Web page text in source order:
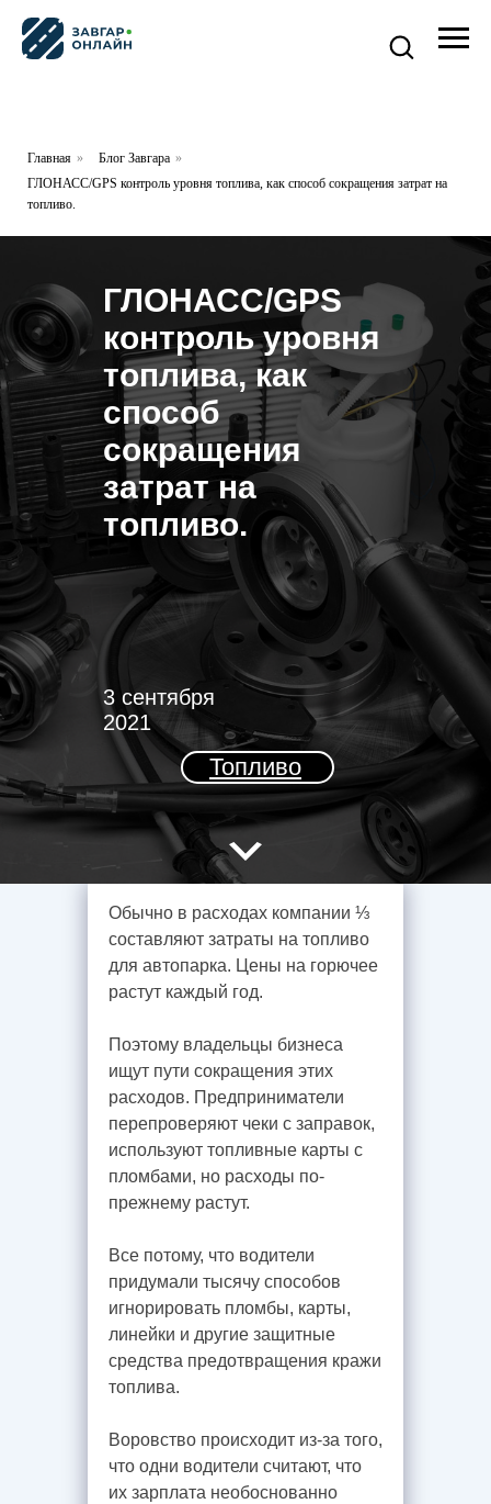
Главная » Блог Завгара »
ГЛОНАСС/GPS контроль уровня топлива, как способ сокращения затрат на
топливо.
Кейсы
Топливо
ГЛОНАСС/GPS
контроль уровня
топлива, как
способ
сокращения
затрат на
топливо.
3 сентября
2021
Обычно в расходах компании ⅓
составляют затраты на топливо
для автопарка. Цены на горючее
растут каждый год.
Поэтому владельцы бизнеса
ищут пути сокращения этих
расходов. Предприниматели
перепроверяют чеки с заправок,
используют топливные карты с
пломбами, но расходы по-
прежнему растут.
Все потому, что водители
придумали тысячу способов
игнорировать пломбы, карты,
линейки и другие защитные
средства предотвращения кражи
топлива.
Воровство происходит из-за того,
что одни водители считают, что
их зарплата необоснованно